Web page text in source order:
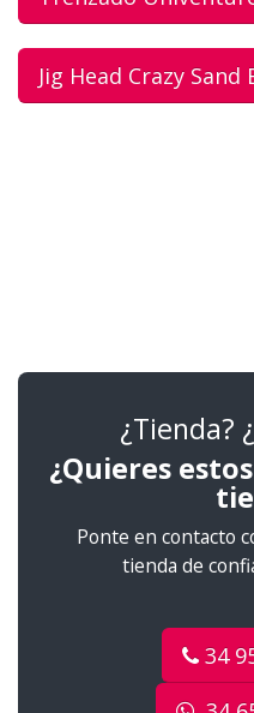
Jig Head Crazy Sand
¿Tienda?
¿Quieres
Ponte en contacto
tienda de
34